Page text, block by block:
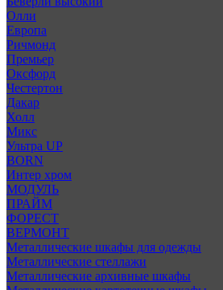
Олли
Европа
Ричмонд
Премьер
Оксфорд
Честертон
Дакар
Холл
Микс
Ультра UP
BORN
Интер хром
МОДУЛЬ
ПРАЙМ
ФОРЕСТ
ВЕРМОНТ
Металлические шкафы для одежды
Металлические стеллажи
Металлические архивные шкафы